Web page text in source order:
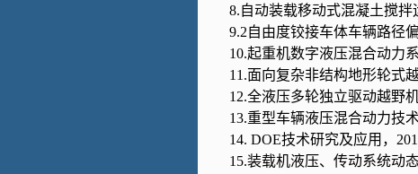
8.自动装载移动式混凝土搅拌
9.2自由度铰接车体车辆路径
10.起重机数字液压混合动力
11.面向复杂非结构地形轮式
12.全液压多轮独立驱动越野
13.重型车辆液压混合动力技术
14. DOE技术研究及应用 ，
15.装载机液压、传动系统动